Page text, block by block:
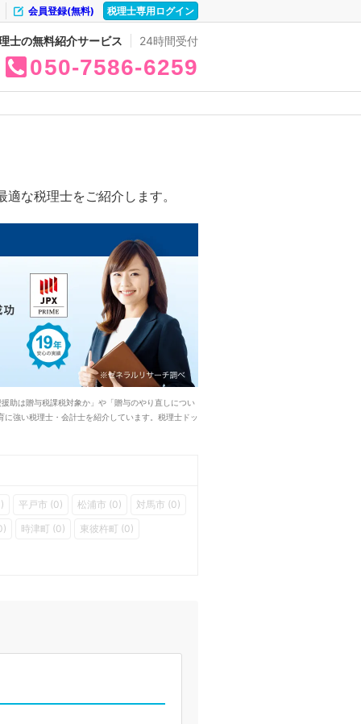
税理士専用ログイン
会員登録(無料)
士の無料紹介サービス 24時間受付
050 7586 6259
な税理士をご紹介します。
助は贈与税課税対象か」や「贈与のやり直しについ
に強い税理士・会計士を紹介しています。税理士ドッ
平戸市 (0) 松浦市 (0)
対馬市 (0)
時津町 (0) 東彼杵町 (0)